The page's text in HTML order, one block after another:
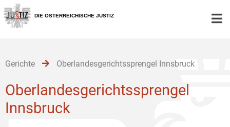
Zur
Hauptnavigation
[1]
Zum
Inhalt
[2]
Zum
Untermenü
[3]
DIE ÖSTERREICHISCHE JUSTIZ
Gerichte Oberlandesgerichtssprengel Innsbruck
Oberlandesgerichtssprengel
Innsbruck